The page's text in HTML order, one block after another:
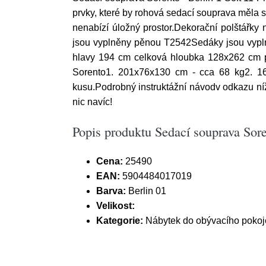
prvky, které by rohová sedací souprava
nenabízí úložný prostor.Dekorační polštářky
jsou vyplněny pěnou T2542Sedáky jsou
hlavy 194 cm celková hloubka 128x262
Sorento1. 201x76x130 cm - cca 68 kg2.
kusu.Podrobný instruktážní návodv odkazu
nic navíc!
Popis produktu Sedací souprava
Cena: 25490
EAN: 5904484017019
Barva: Berlin 01
Velikost:
Kategorie: Nábytek do obývacího